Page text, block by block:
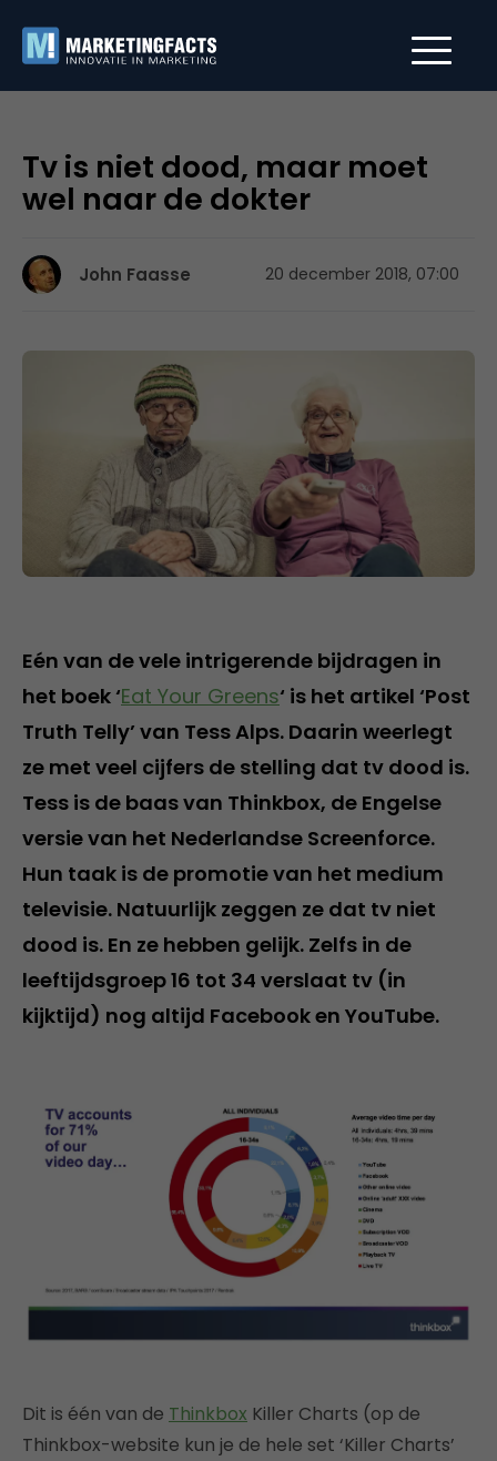
Tv is niet dood, maar moet
wel naar de dokter
John Faasse 20 december 2018, 07:00
Eén van de vele intrigerende bijdragen in
het boek ‘Eat Your Greens‘ is het artikel ‘Post
Truth Telly’ van Tess Alps. Daarin weerlegt
ze met veel cijfers de stelling dat tv dood is.
Tess is de baas van Thinkbox, de Engelse
versie van het Nederlandse Screenforce.
Hun taak is de promotie van het medium
televisie. Natuurlijk zeggen ze dat tv niet
dood is. En ze hebben gelijk. Zelfs in de
leeftijdsgroep 16 tot 34 verslaat tv (in
kijktijd) nog altijd Facebook en YouTube.
Dit is één van de Thinkbox Killer Charts (op de
Thinkbox-website kun je de hele set ‘Killer Charts’